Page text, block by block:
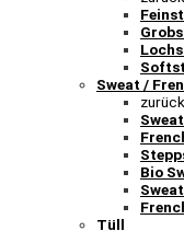
Sweat /
zurück
Bio
Tüll